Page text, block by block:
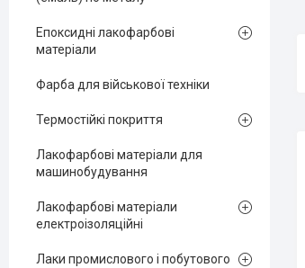
Епоксидні лакофарбові
матеріали
Фарба для військової техніки
Термостійкі покриття
Лакофарбові матеріали для
машинобудування
Лакофарбові матеріали
електроізоляційні
Лаки промислового і побутового